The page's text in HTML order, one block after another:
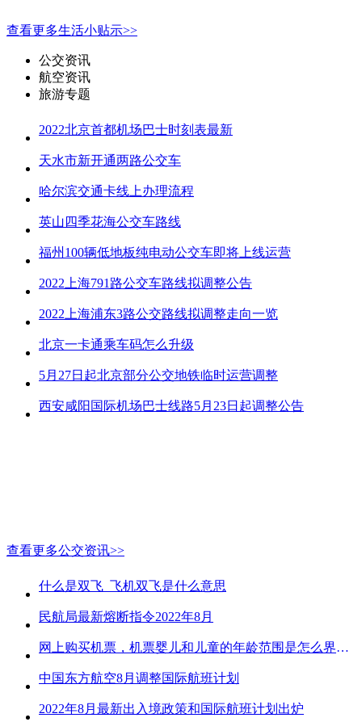
查看更多生活小贴示>>
公交资讯
航空资讯
旅游专题
2022北京首都机场巴士时刻表最新
天水市新开通两路公交车
哈尔滨交通卡线上办理流程
英山四季花海公交车路线
福州100辆低地板纯电动公交车即将上线运营
2022上海791路公交车路线拟调整公告
2022上海浦东3路公交路线拟调整走向一览
北京一卡通乘车码怎么升级
5月27日起北京部分公交地铁临时运营调整
西安咸阳国际机场巴士线路5月23日起调整公告
查看更多公交资讯>>
什么是双飞_飞机双飞是什么意思
民航局最新熔断指令2022年8月
网上购买机票，机票婴儿和儿童的年龄范围是怎么界定的？
中国东方航空8月调整国际航班计划
2022年8月最新出入境政策和国际航班计划出炉